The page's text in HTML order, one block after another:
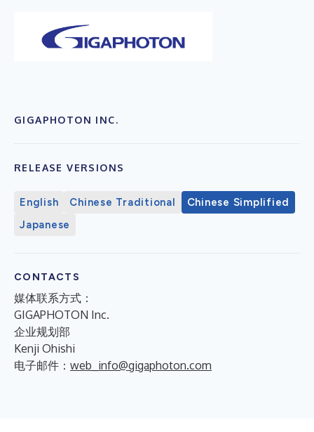
GIGAPHOTON INC.
RELEASE VERSIONS
English Chinese Traditional
Chinese Simplified
Japanese
CONTACTS
媒体联系方式：
GIGAPHOTON Inc.
企业规划部
Kenji Ohishi
电子邮件： web_info@gigaphoton.com